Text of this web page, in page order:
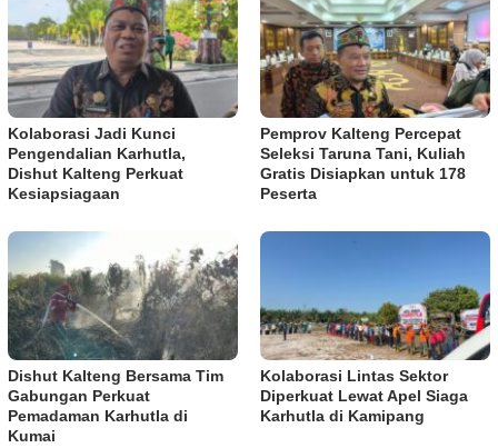
Kolaborasi Jadi Kunci
Pengendalian Karhutla,
Dishut Kalteng Perkuat
Kesiapsiagaan
Pemprov Kalteng Percepat
Seleksi Taruna Tani, Kuliah
Gratis Disiapkan untuk 178
Peserta
Dishut Kalteng Bersama Tim
Gabungan Perkuat
Pemadaman Karhutla di
Kumai
Kolaborasi Lintas Sektor
Diperkuat Lewat Apel Siaga
Karhutla di Kamipang